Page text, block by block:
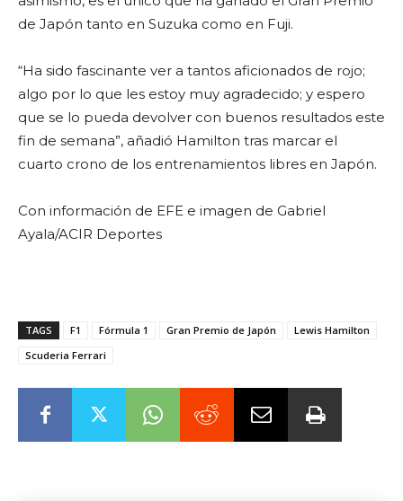
de Japón tanto en Suzuka como en Fuji.
“Ha sido fascinante ver a tantos aficionados de rojo;
algo por lo que les estoy muy agradecido; y espero
que se lo pueda devolver con buenos resultados este
fin de semana”, añadió Hamilton tras marcar el
cuarto crono de los entrenamientos libres en Japón.
Con información de EFE e imagen de Gabriel
Ayala/ACIR Deportes
TAGS F1 Fórmula 1 Gran Premio de Japón
Lewis Hamilton
Scuderia Ferrari